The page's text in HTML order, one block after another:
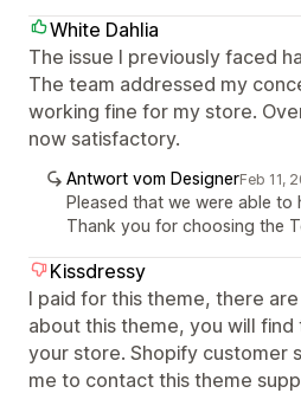
White Dahlia
The issue I previously faced
The team addressed my
working fine for my store.
now satisfactory.
Antwort vom DesignerFeb 11,
Pleased that we were able to
Thank you for choosing the
Kissdressy
I paid for this theme, there
about this theme, you will find
your store. Shopify customer
me to contact this theme